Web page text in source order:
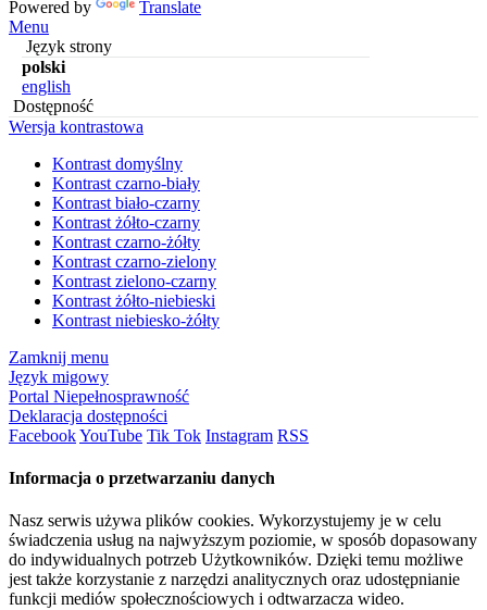
Powered by
Translate
Menu
Język strony
polski
english
Dostępność
Wersja kontrastowa
Kontrast domyślny
Kontrast czarno-biały
Kontrast biało-czarny
Kontrast żółto-czarny
Kontrast czarno-żółty
Kontrast czarno-zielony
Kontrast zielono-czarny
Kontrast żółto-niebieski
Kontrast niebiesko-żółty
Zamknij menu
Język migowy
Portal Niepełnosprawność
Deklaracja dostępności
FacebookYouTube Tik Tok Instagram RSS
Informacja o przetwarzaniu danych
Nasz serwis używa plików cookies. Wykorzystujemy je w celu
świadczenia usług na najwyższym poziomie, w sposób dopasowany
do indywidualnych potrzeb Użytkowników. Dzięki temu możliwe
jest także korzystanie z narzędzi analitycznych oraz udostępnianie
funkcji mediów społecznościowych i odtwarzacza wideo.